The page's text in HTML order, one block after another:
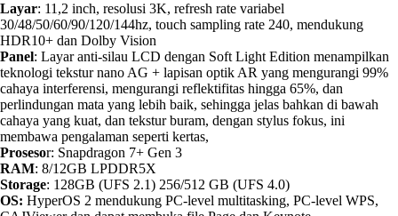
Layar: 11,2 inch, resolusi 3K, refresh rate variabel
30/48/50/60/90/120/144hz, touch sampling rate 240, mendukung
HDR10+ dan Dolby Vision
Panel: Layar anti-silau LCD dengan Soft Light Edition menampilkan
teknologi tekstur nano AG + lapisan optik AR yang mengurangi 99%
cahaya interferensi, mengurangi reflektifitas hingga 65%, dan
perlindungan mata yang lebih baik, sehingga jelas bahkan di bawah
cahaya yang kuat, dan tekstur buram, dengan stylus fokus, ini
membawa pengalaman seperti kertas,
Prosesor: Snapdragon 7+ Gen 3
RAM: 8/12GB LPDDR5X
Storage: 128GB (UFS 2.1) 256/512 GB (UFS 4.0)
OS: HyperOS 2 mendukung PC-level multitasking, PC-level WPS,